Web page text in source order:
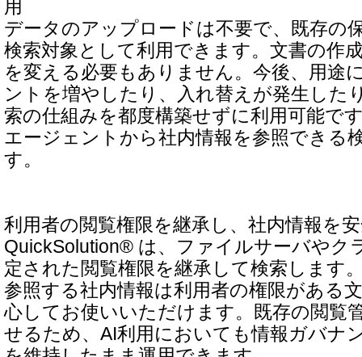
用
データのアップロードは不要で、既存の
検索対象として利用できます。文書の作
を変える必要もありません。今後、用途
ントを増やしたり、入れ替えが発生した
索の仕組みを都度構築せずに利用可能で
エージェントから社内情報を参照できる
す。
利用者の閲覧権限を継承し、社内情報を
QuickSolution® は、ファイルサーバやク
定された閲覧権限を継承して検索します
参照する社内情報は利用者の権限がある
心してお使いいただけます。既存の閲覧
せるため、AI利用においても情報ガバナ